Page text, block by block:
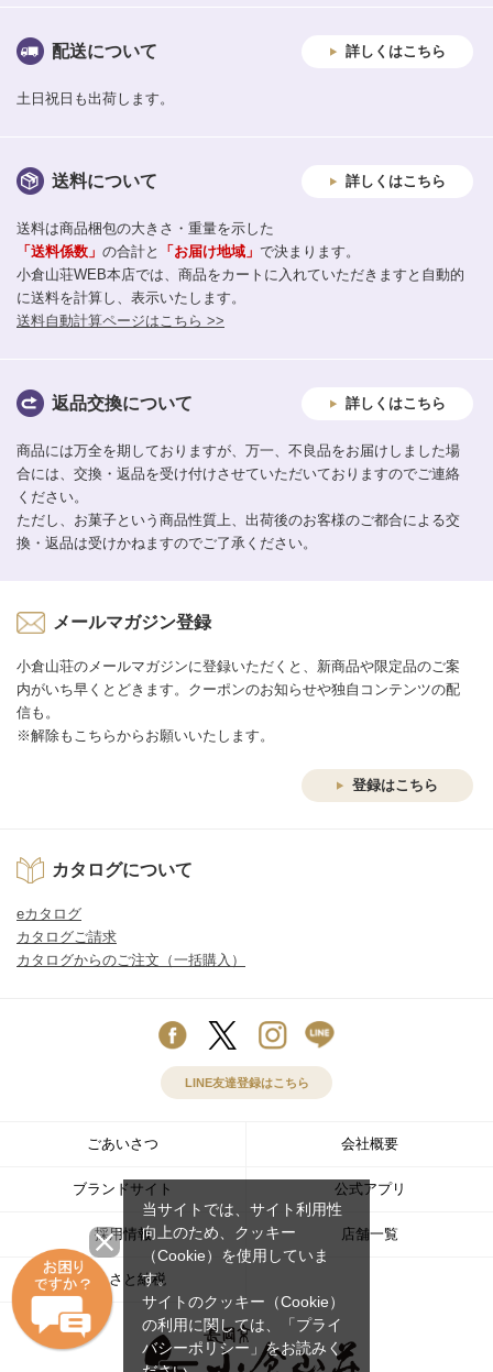
配送について 詳しくはこちら
土日祝日も出荷します。
送料について 詳しくはこちら
送料は商品梱包の大きさ・重量を示した
「送料係数」 の合計と 「お届け地域」 で決まります。
小倉山荘WEB本店では、商品をカートに入れていただきますと自動的
に送料を計算し、表示いたします。
送料自動計算ページはこちら >>
返品交換について 詳しくはこちら
商品には万全を期しておりますが、万一、不良品をお届けしました場
合には、交換・返品を受け付けさせていただいておりますのでご連絡
ください。
ただし、お菓子という商品性質上、出荷後のお客様のご都合による交
換・返品は受けかねますのでご了承ください。
メールマガジン登録
小倉山荘のメールマガジンに登録いただくと、新商品や限定品のご案
内がいち早くとどきます。クーポンのお知らせや独自コンテンツの配
信も。
※解除もこちらからお願いいたします。
登録はこちら
カタログについて
eカタログ
カタログご請求
カタログからのご注文（一括購入）
LINE友達登録はこちら
ごあいさつ 会社概要
ブランドサイト 公式アプリ
採用情報 店舗一覧
ふるさと納税
当サイトでは、サイト利用性
向上のため、クッキー
（Cookie）を使用していま
す。
サイトのクッキー（Cookie）
の利用に関しては、
「プライ
バシーポリシー」をお読みく